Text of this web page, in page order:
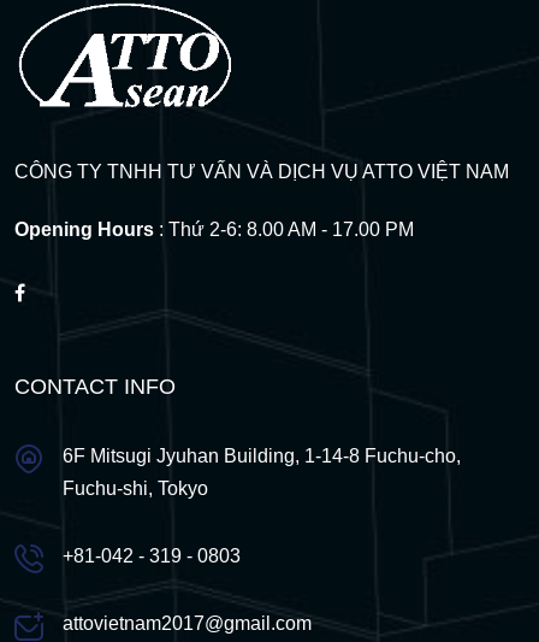
CÔNG TY TNHH TƯ VẤN VÀ DỊCH VỤ ATTO VIỆT NAM
Opening Hours : Thứ 2-6: 8.00 AM - 17.00 PM
CONTACT INFO
6F Mitsugi Jyuhan Building, 1-14-8 Fuchu-cho,
Fuchu-shi, Tokyo
+81-042 - 319 - 0803
attovietnam2017@gmail.com